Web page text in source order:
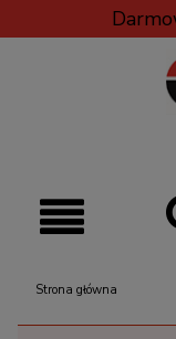
Strona główna